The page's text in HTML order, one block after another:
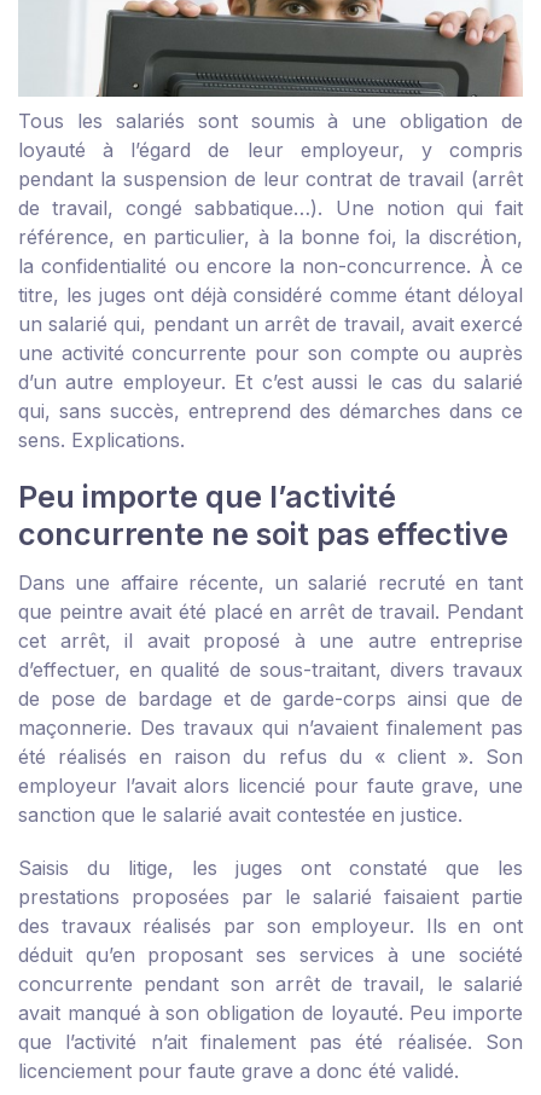
Tous les salariés sont soumis à une obligation de
loyauté à l’égard de leur employeur, y compris
pendant la suspension de leur contrat de travail (arrêt
de travail, congé sabbatique…). Une notion qui fait
référence, en particulier, à la bonne foi, la discrétion,
la confidentialité ou encore la non-concurrence. À ce
titre, les juges ont déjà considéré comme étant déloyal
un salarié qui, pendant un arrêt de travail, avait exercé
une activité concurrente pour son compte ou auprès
d’un autre employeur. Et c’est aussi le cas du salarié
qui, sans succès, entreprend des démarches dans ce
sens. Explications.
Peu importe que l’activité
concurrente ne soit pas effective
Dans une affaire récente, un salarié recruté en tant
que peintre avait été placé en arrêt de travail. Pendant
cet arrêt, il avait proposé à une autre entreprise
d’effectuer, en qualité de sous-traitant, divers travaux
de pose de bardage et de garde-corps ainsi que de
maçonnerie. Des travaux qui n’avaient finalement pas
été réalisés en raison du refus du « client ». Son
employeur l’avait alors licencié pour faute grave, une
sanction que le salarié avait contestée en justice.
Saisis du litige, les juges ont constaté que les
prestations proposées par le salarié faisaient partie
des travaux réalisés par son employeur. Ils en ont
déduit qu’en proposant ses services à une société
concurrente pendant son arrêt de travail, le salarié
avait manqué à son obligation de loyauté. Peu importe
que l’activité n’ait finalement pas été réalisée. Son
licenciement pour faute grave a donc été validé.